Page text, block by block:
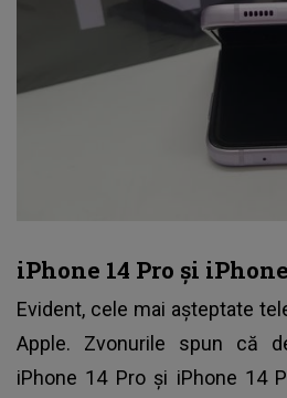
iPhone 14 Pro și
Evident, cele mai aşteptate
Apple. Zvonurile spun că
iPhone 14 Pro şi iPhone 14